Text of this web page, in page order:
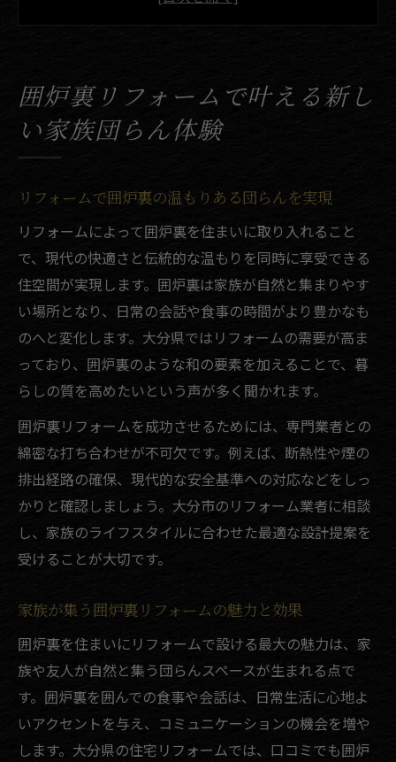
家族が集う囲炉裏リフォームの魅力と効果
リフォームで新しい家族団らんの形を考え
る
現代生活に囲炉裏を導入するリフォームの魅力
現代生活に馴染む囲炉裏リフォームの工夫
囲炉裏導入リフォームで快適性と伝統を両
立
囲炉裏リフォームが暮らしを彩る注目ポイ
ント
リフォームで実現する現代風囲炉裏の活用
あたたかみあふれる囲炉裏空間のリフォーム事
例
実際のリフォーム事例で囲炉裏空間を体感
囲炉裏リフォームで得られる温もりの工夫
リフォーム事例から学ぶ囲炉裏の活かし方
家族団らんを叶えるリフォーム事例紹介
リフォーム補助金を活用した囲炉裏のある暮ら
し
リフォーム補助金で囲炉裏空間を賢く実現
囲炉裏リフォームに使える補助金制度の概
囲炉裏リフォームで叶える新し
い家族団らん体験
リフォームで囲炉裏の温もりある団らんを実現
リフォームによって囲炉裏を住まいに取り入れること
で、現代の快適さと伝統的な温もりを同時に享受できる
住空間が実現します。囲炉裏は家族が自然と集まりやす
い場所となり、日常の会話や食事の時間がより豊かなも
のへと変化します。大分県ではリフォームの需要が高ま
っており、囲炉裏のような和の要素を加えることで、暮
らしの質を高めたいという声が多く聞かれます。
囲炉裏リフォームを成功させるためには、専門業者との
綿密な打ち合わせが不可欠です。例えば、断熱性や煙の
排出経路の確保、現代的な安全基準への対応などをしっ
かりと確認しましょう。大分市のリフォーム業者に相談
し、家族のライフスタイルに合わせた最適な設計提案を
受けることが大切です。
家族が集う囲炉裏リフォームの魅力と効果
囲炉裏を住まいにリフォームで設ける最大の魅力は、家
族や友人が自然と集う団らんスペースが生まれる点で
す。囲炉裏を囲んでの食事や会話は、日常生活に心地よ
いアクセントを与え、コミュニケーションの機会を増や
します。大分県の住宅リフォームでは、口コミでも囲炉